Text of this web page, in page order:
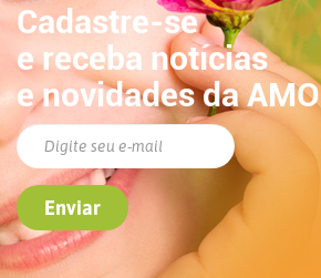
Cadastre-se
e receba notícias
e novidades da AMO